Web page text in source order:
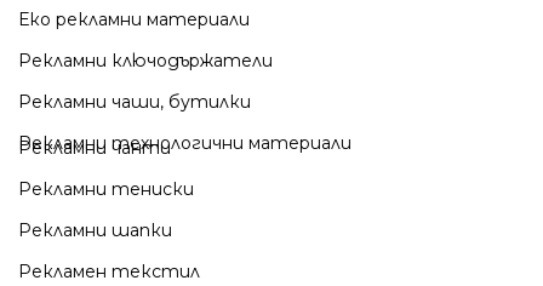
Еко рекламни материали
Рекламни ключодържатели
Рекламни чаши, бутилки
Рекламни технологични материали
Рекламни чанти
Рекламни тениски
Рекламни шапки
Рекламен текстил